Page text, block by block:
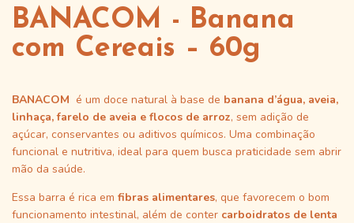
BANACOM - Banana
com Cereais – 60g
BANACOM é um doce natural à base de banana d’água, aveia,
linhaça, farelo de aveia e flocos de arroz, sem adição de
açúcar, conservantes ou aditivos químicos. Uma combinação
funcional e nutritiva, ideal para quem busca praticidade sem abrir
mão da saúde.
Essa barra é rica em fibras alimentares, que favorecem o bom
funcionamento intestinal, além de conter carboidratos de lenta